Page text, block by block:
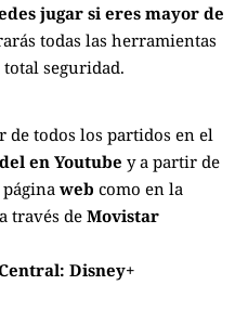
jugar si eres mayor de
todas las herramientas
seguridad.
de todos los partidos en el
en Youtube y a partir de
web como en la
través de Movistar
Disney+